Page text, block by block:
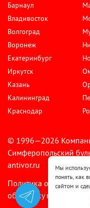
Барнаул
Владивосток
Волгоград
Воронеж
Екатеринбург
Иркутск
Казань
Калининград
Краснодар
© 1996—2026
Симферопольский
antivor.ru
Политика обработки
обработку
Мы
понять, как
сайтом и